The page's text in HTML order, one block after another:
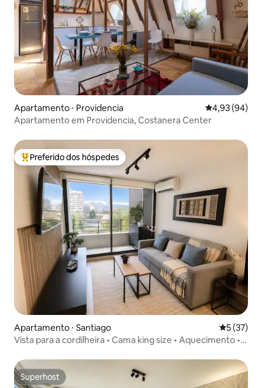
Apartamento ⋅ Providencia 4,93 de uma
4,93 (94)
Apartamento em Providencia, Costanera Center
Entre os melhores preferidos dos hóspedes
Preferido dos hóspedes
Apartamento ⋅ Santiago 5 de uma
5 (37)
Vista para a cordilheira • Cama king size • Aquecimento •
Superhost
Superhost